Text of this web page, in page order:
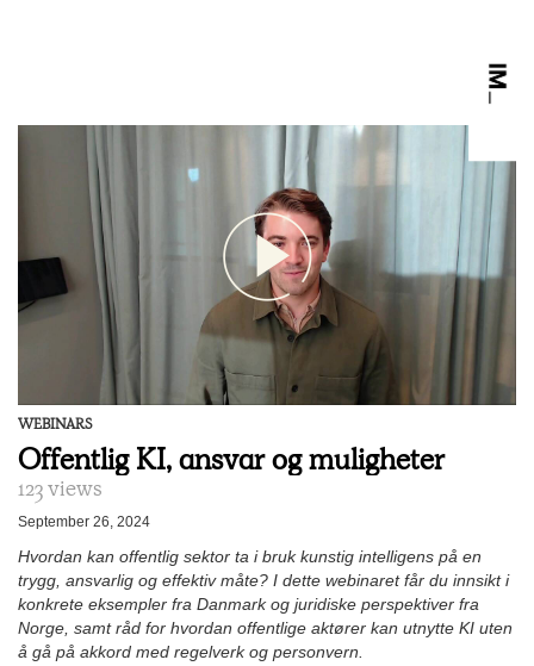
WEBINARS
Offentlig KI, ansvar og muligheter
123 views
September 26, 2024
Hvordan kan offentlig sektor ta i bruk kunstig intelligens på en
trygg, ansvarlig og effektiv måte? I dette webinaret får du innsikt i
konkrete eksempler fra Danmark og juridiske perspektiver fra
Norge, samt råd for hvordan offentlige aktører kan utnytte KI uten
å gå på akkord med regelverk og personvern.